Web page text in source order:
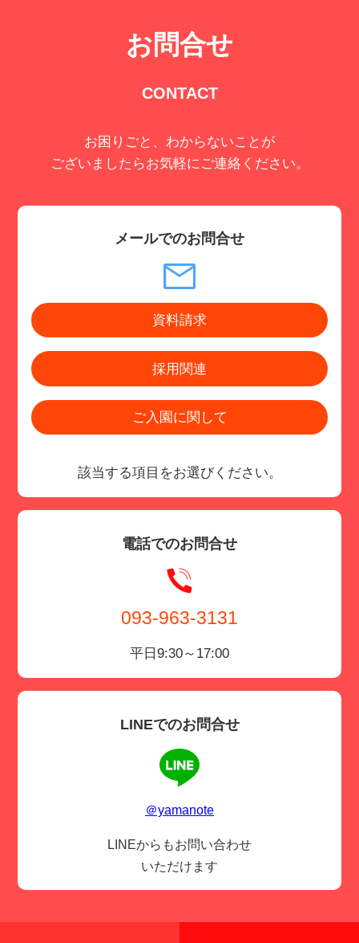
お問合せ
CONTACT
お困りごと、わからないことが
ございましたらお気軽にご連絡ください。
メールでのお問合せ
資料請求
採用関連
ご入園に関して
該当する項目をお選びください。
電話でのお問合せ
093-963-3131
平日9:30～17:00
LINEでのお問合せ
＠yamanote
LINEからもお問い合わせ
いただけます